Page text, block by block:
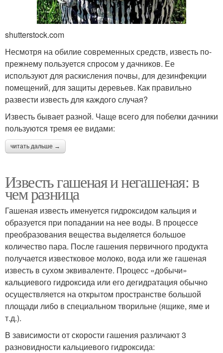
shutterstock.com
Несмотря на обилие современных средств, известь по-
прежнему пользуется спросом у дачников. Ее
используют для раскисления почвы, для дезинфекции
помещений, для защиты деревьев. Как правильно
развести известь для каждого случая?
Известь бывает разной. Чаще всего для побелки дачники
пользуются тремя ее видами:
читать дальше →
Известь гашеная и негашеная: в
чем разница
Гашеная известь именуется гидроксидом кальция и
образуется при попадании на нее воды. В процессе
преобразования вещества выделяется большое
количество пара. После гашения первичного продукта
получается известковое молоко, вода или же гашеная
известь в сухом эквиваленте. Процесс «добычи»
кальциевого гидроксида или его дегидратация обычно
осуществляется на открытом пространстве большой
площади либо в специальном творильне (ящике, яме и
т.д.).
В зависимости от скорости гашения различают 3
разновидности кальциевого гидроксида: